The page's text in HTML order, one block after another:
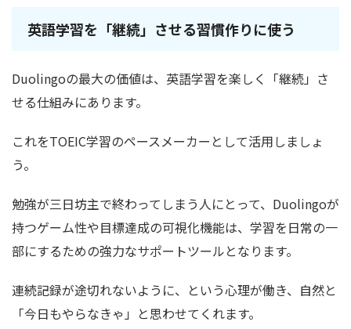
英語学習を「継続」させる習慣作りに使う
Duolingoの最大の価値は、英語学習を楽しく「継続」さ
せる仕組みにあります。
これをTOEIC学習のペースメーカーとして活用しましょ
う。
勉強が三日坊主で終わってしまう人にとって、Duolingoが
持つゲーム性や目標達成の可視化機能は、学習を日常の一
部にするための強力なサポートツールとなります。
連続記録が途切れないように、という心理が働き、自然と
「今日もやらなきゃ」と思わせてくれます。